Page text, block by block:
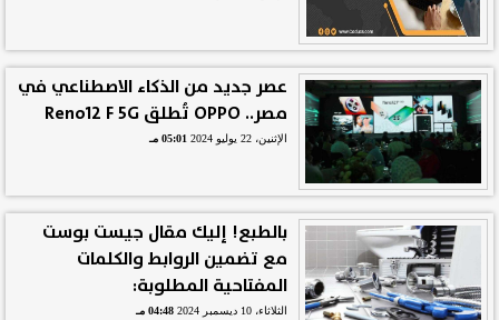
عصر جديد من الذكاء الاصطناعي في
مصر.. OPPO تُطلق Reno12 F 5G
الإثنين، 22 يوليو 2024 05:01 مـ
بالطبع! إليك مقال جيست بوست
مع تضمين الروابط والكلمات
المفتاحية المطلوبة:
الثلاثاء، 10 ديسمبر 2024 04:48 مـ